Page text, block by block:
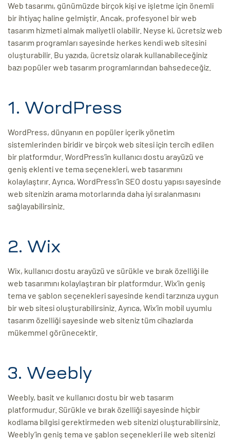
Web tasarımı, günümüzde birçok kişi ve işletme için önemli
bir ihtiyaç haline gelmiştir. Ancak, profesyonel bir web
tasarım hizmeti almak maliyetli olabilir. Neyse ki, ücretsiz web
tasarım programları sayesinde herkes kendi web sitesini
oluşturabilir. Bu yazıda, ücretsiz olarak kullanabileceğiniz
bazı popüler web tasarım programlarından bahsedeceğiz.
1. WordPress
WordPress, dünyanın en popüler içerik yönetim
sistemlerinden biridir ve birçok web sitesi için tercih edilen
bir platformdur. WordPress’in kullanıcı dostu arayüzü ve
geniş eklenti ve tema seçenekleri, web tasarımını
kolaylaştırır. Ayrıca, WordPress’in SEO dostu yapısı sayesinde
web sitenizin arama motorlarında daha iyi sıralanmasını
sağlayabilirsiniz.
2. Wix
Wix, kullanıcı dostu arayüzü ve sürükle ve bırak özelliği ile
web tasarımını kolaylaştıran bir platformdur. Wix’in geniş
tema ve şablon seçenekleri sayesinde kendi tarzınıza uygun
bir web sitesi oluşturabilirsiniz. Ayrıca, Wix’in mobil uyumlu
tasarım özelliği sayesinde web siteniz tüm cihazlarda
mükemmel görünecektir.
3. Weebly
Weebly, basit ve kullanıcı dostu bir web tasarım
platformudur. Sürükle ve bırak özelliği sayesinde hiçbir
kodlama bilgisi gerektirmeden web sitenizi oluşturabilirsiniz.
Weebly’in geniş tema ve şablon seçenekleri ile web sitenizi